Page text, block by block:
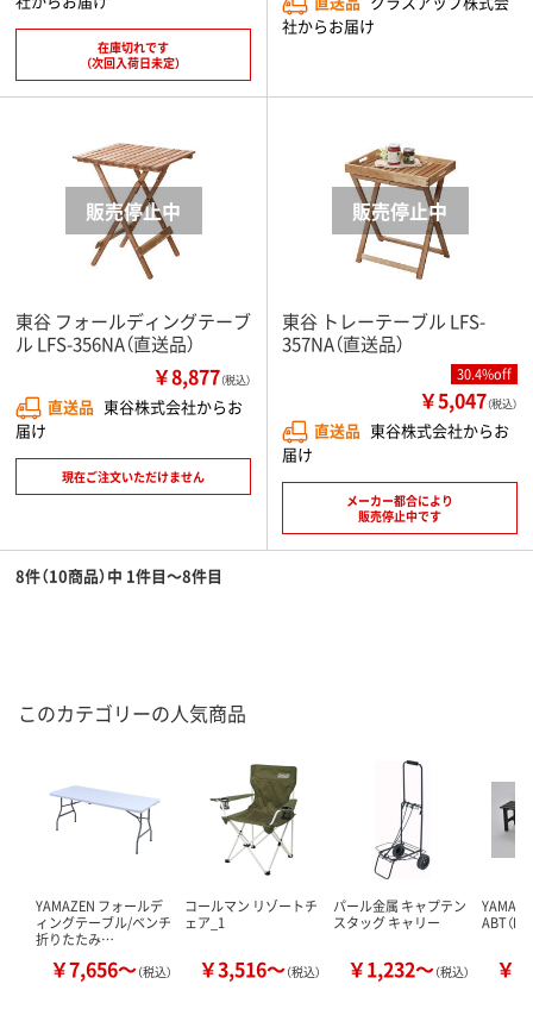
在庫切れです
（次回入荷日未定）
社からお届け
東谷 フォールディングテーブ
ル LFS-356NA（直送品）
￥8,877（税込）
直送品 東谷株式会社からお
届け
現在ご注文いただけません
東谷 トレーテーブル LFS-
357NA（直送品）
30.4%off
￥5,047（税込）
直送品 東谷株式会社からお
届け
メーカー都合により
販売停止中です
8件（10商品）中 1件目～8件目
このカテゴリーの人気商品
YAMAZEN フォールデ
ィングテーブル/ベンチ
折りたたみ…
￥7,656～（税込）
コールマン リゾートチ
ェア_1
￥3,516～（税込）
パール金属 キャプテン
スタッグ キャリー
￥1,232～（税込）
ABT（
￥